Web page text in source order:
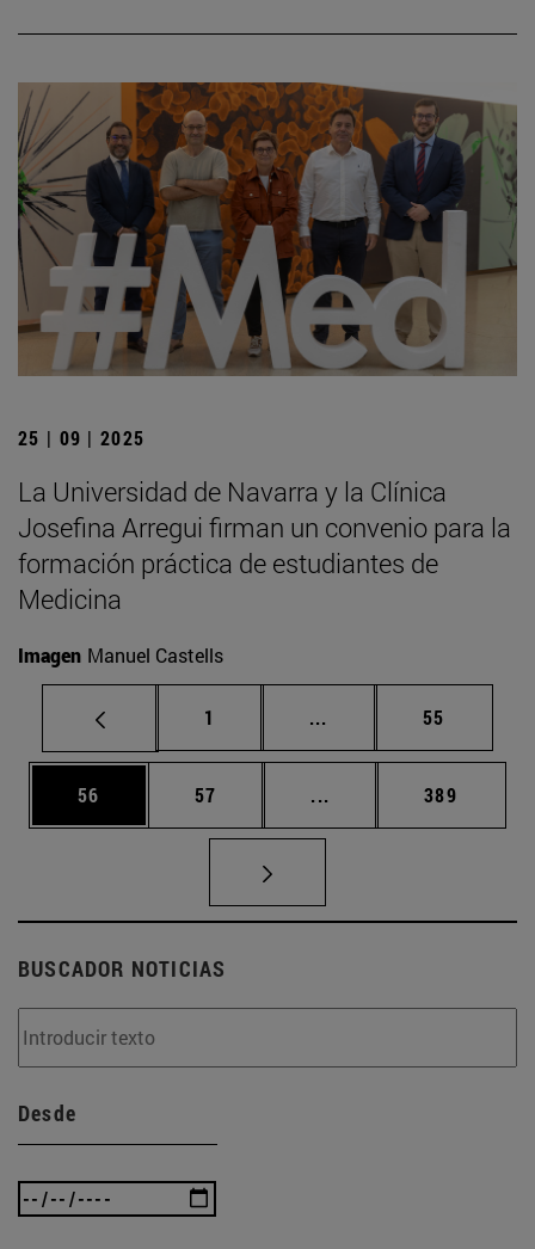
25 | 09 | 2025
La Universidad de Navarra y la Clínica
Josefina Arregui firman un convenio para la
formación práctica de estudiantes de
Medicina
Imagen Manuel Castells
Página
1 ... Páginas intermedias
Página
55
Página
56 Página
57 ... Páginas intermedias
Página
389
BUSCADOR NOTICIAS
Desde